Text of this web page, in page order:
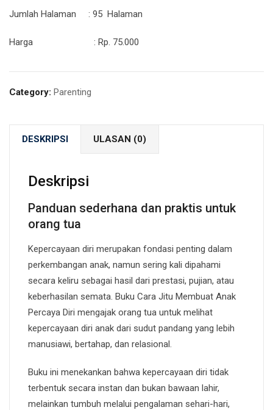
Jumlah Halaman : 95 Halaman
Harga : Rp. 75.000
Category: Parenting
DESKRIPSI ULASAN (0)
Deskripsi
Panduan sederhana dan praktis untuk
orang tua
Kepercayaan diri merupakan fondasi penting dalam
perkembangan anak, namun sering kali dipahami
secara keliru sebagai hasil dari prestasi, pujian, atau
keberhasilan semata. Buku Cara Jitu Membuat Anak
Percaya Diri mengajak orang tua untuk melihat
kepercayaan diri anak dari sudut pandang yang lebih
manusiawi, bertahap, dan relasional.
Buku ini menekankan bahwa kepercayaan diri tidak
terbentuk secara instan dan bukan bawaan lahir,
melainkan tumbuh melalui pengalaman sehari-hari,